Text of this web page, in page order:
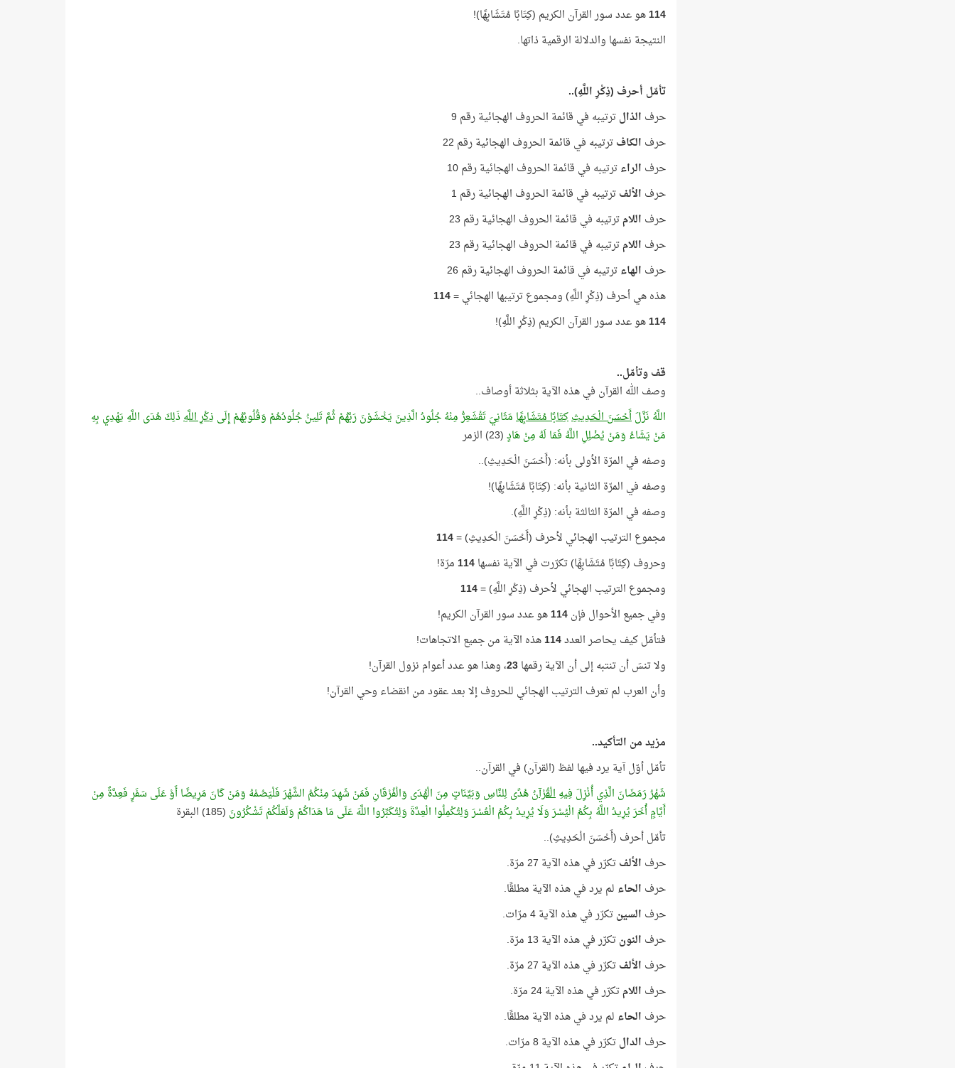
114هو عدد سور القرآن الكريم (كِتَابًا مُتَشَابِهًا)!
النتيجة نفسها والدلالة الرقمية ذاتها.
تأمّل أحرف (ذِكْرِ اللَّهِ)..
حرف الذالترتيبه في قائمة الحروف الهجائية رقم 9
حرف الكافترتيبه في قائمة الحروف الهجائية رقم 22
حرف الراءترتيبه في قائمة الحروف الهجائية رقم 10
حرف الألفترتيبه في قائمة الحروف الهجائية رقم 1
حرف اللامترتيبه في قائمة الحروف الهجائية رقم 23
حرف اللامترتيبه في قائمة الحروف الهجائية رقم 23
حرف الهاءترتيبه في قائمة الحروف الهجائية رقم 26
هذه هي أحرف (ذِكْرِ اللَّهِ) ومجموع ترتيبها الهجائي =114
114هو عدد سور القرآن الكريم (ذِكْرِ اللَّهِ)!
قف وتأمّل..
وصف الله القرآن في هذه الآية بثلاثة أوصاف..
اللَّهُ نَزَّلَأَحْسَنَ الْحَدِيثِكِتَابًا مُتَشَابِهًامَثَانِيَ تَقْشَعِرُّ مِنْهُ جُلُودُ الَّذِينَ يَخْشَوْنَ رَبَّهُمْ ثُمَّ تَلِينُ جُلُودُهُمْ وَقُلُوبُهُمْ إِلَى ذِكْرِ اللَّهِذَلِكَ هُدَى اللَّهِ يَهْدِي بِهِ
مَنْ يَشَاءُ وَمَنْ يُضْلِلِ اللَّهُ فَمَا لَهُ مِنْ هَادٍ(23) الزمر
وصفه في المرّة الأولى بأنه: (أَحْسَنَ الْحَدِيثِ)..
وصفه في المرّة الثانية بأنه: (كِتَابًا مُتَشَابِهًا)!
وصفه في المرّة الثالثة بأنه: (ذِكْرِ اللَّهِ).
مجموع الترتيب الهجائي لأحرف (أَحْسَنَ الْحَدِيثِ) =114
وحروف (كِتَابًا مُتَشَابِهًا) تكرّرت في الآية نفسها114مرّة!
ومجموع الترتيب الهجائي لأحرف (ذِكْرِ اللَّهِ) =114
وفي جميع الأحوال فإن114هو عدد سور القرآن الكريم!
فتأمّل كيف يحاصر العدد114هذه الآية من جميع الاتجاهات!
ولا تنسَ أن تنتبه إلى أن الآية رقمها23، وهذا هو عدد أعوام نزول القرآن!
وأن العرب لم تعرف الترتيب الهجائي للحروف إلا بعد عقود من انقضاء وحي القرآن!
مزيد من التأكيد..
تأمّل أوّل آية يرد فيها لفظ (القرآن) في القرآن..
شَهْرُ رَمَضَانَ الَّذِي أُنْزِلَ فِيهِالْقُرْآنُهُدًى لِلنَّاسِ وَبَيِّنَاتٍ مِنَ الْهُدَى وَالْفُرْقَانِ فَمَنْ شَهِدَ مِنْكُمُ الشَّهْرَ فَلْيَصُمْهُ وَمَنْ كَانَ مَرِيضًا أَوْ عَلَى سَفَرٍ فَعِدَّةٌ مِنْ
أَيَّامٍ أُخَرَ يُرِيدُ اللَّهُ بِكُمُ الْيُسْرَ وَلَا يُرِيدُ بِكُمُ الْعُسْرَ وَلِتُكْمِلُوا الْعِدَّةَ وَلِتُكَبِّرُوا اللَّهَ عَلَى مَا هَدَاكُمْ وَلَعَلَّكُمْ تَشْكُرُونَ (185) البقرة
تأمّل أحرف (أَحْسَنَ الْحَدِيثِ)..
حرف الألفتكرّر في هذه الآية 27 مرّة.
حرف الحاء لم يرد في هذه الآية مطلقًا.
حرف السينتكرّر في هذه الآية 4 مرّات.
حرف النونتكرّر في هذه الآية 13 مرّة.
حرف الألفتكرّر في هذه الآية 27 مرّة.
حرف اللامتكرّر في هذه الآية 24 مرّة.
حرف الحاء لم يرد في هذه الآية مطلقًا.
حرف الدالتكرّر في هذه الآية 8 مرّات.